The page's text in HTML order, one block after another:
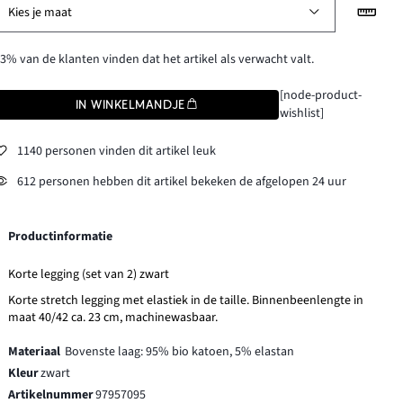
Kies je maat
van de klanten vinden dat het artikel als verwacht valt.
IN WINKELMANDJE
[node-product-
wishlist]
1140 personen vinden dit artikel leuk
612 personen hebben dit artikel bekeken de afgelopen 24 uur
Productinformatie
Korte legging (set van 2) zwart
Korte stretch legging met elastiek in de taille. Binnenbeenlengte in
maat 40/42 ca. 23 cm, machinewasbaar.
Materiaal Bovenste laag: 95% bio katoen, 5% elastan
Kleurzwart
Artikelnummer97957095